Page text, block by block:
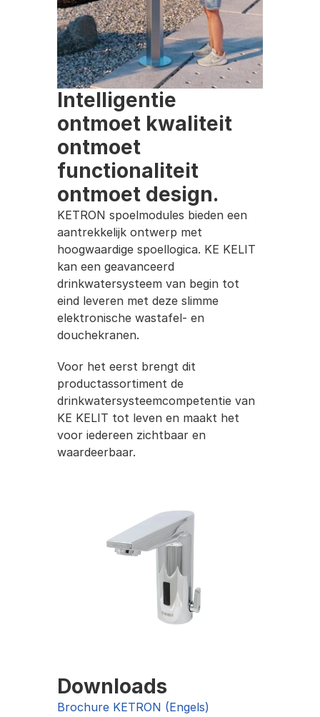
Intelligentie
ontmoet kwaliteit
ontmoet
functionaliteit
ontmoet design.
KETRON spoelmodules bieden een
aantrekkelijk ontwerp met
hoogwaardige spoellogica. KE KELIT
kan een geavanceerd
drinkwatersysteem van begin tot
eind leveren met deze slimme
elektronische wastafel- en
douchekranen.
Voor het eerst brengt dit
productassortiment de
drinkwatersysteemcompetentie van
KE KELIT tot leven en maakt het
voor iedereen zichtbaar en
waardeerbaar.
Downloads
Brochure KETRON (Engels)